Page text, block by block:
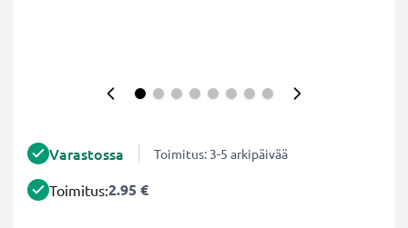
Varastossa Toimitus: 3-5 arkipäivää
Toimitus:2.95 €